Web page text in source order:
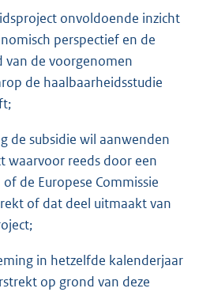
onvoldoende inzicht
perspectief en de
van de voorgenomen
de haalbaarheidsstudie
de subsidie wil aanwenden
waarvoor reeds door een
de Europese Commissie
of dat deel uitmaakt van
in hetzelfde kalenderjaar
op grond van deze